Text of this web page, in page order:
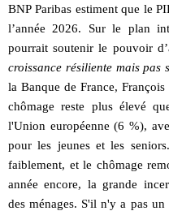
BNP Paribas estiment que le
l’année 2026. Sur le plan
pourrait soutenir le pouvoir
croissance résiliente mais pas
la Banque de France,
chômage reste plus élevé
l'Union européenne (6 %),
pour les jeunes et les
faiblement, et le chômage
année encore, la grande
des ménages. S'il n'y a pas